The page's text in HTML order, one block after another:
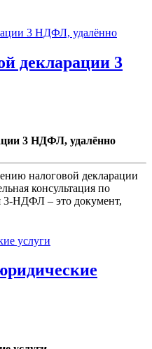
декларации 3
3 НДФЛ, удалённо
налоговой декларации
консультация по
3-НДФЛ – это документ,